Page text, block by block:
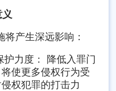
产生深远影响：
护力度： 降低入罪门
使更多侵权行为受
权犯罪的打击力